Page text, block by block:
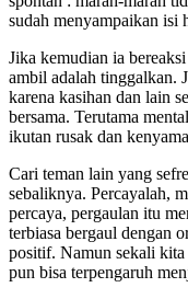
sudah menyampaikan isi
Jika kemudian ia
ambil adalah tinggalkan.
karena kasihan dan lain
bersama. Terutama
ikutan rusak dan
Cari teman lain yang
sebaliknya. Percayalah,
percaya, pergaulan itu
terbiasa bergaul dengan
positif. Namun sekali
pun bisa terpengaruh